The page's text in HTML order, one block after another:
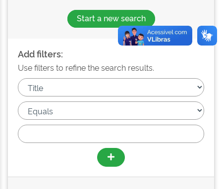
Start a new search
Add filters:
Use filters to refine the search results.